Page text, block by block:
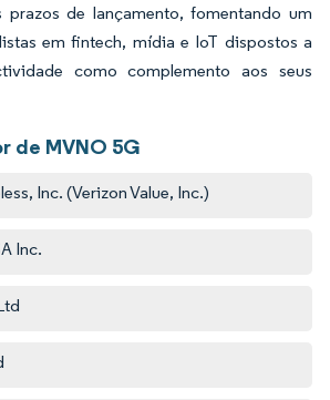
de lançamento, fomentando um
em fintech, mídia e IoT dispostos a
como complemento aos seus
de MVNO 5G
Inc. (Verizon Value, Inc.)
Inc.